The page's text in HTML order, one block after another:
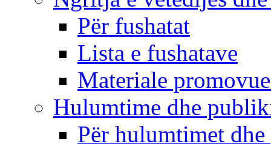
Për fushatat
Lista e fushatave
Materiale
Hulumtime dhe
Për hulumtimet